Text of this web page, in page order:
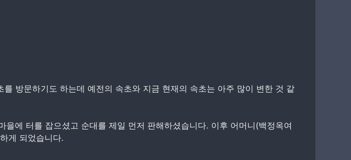
방문하기도 하는데 예전의 속초와 지금 현재의 속초는 아주 많이 변한 것 같
에 터를 잡으셨고 순대를 제일 먼저 판해하셨습니다. 이후 어머니(백정옥여
게 되었습니다.